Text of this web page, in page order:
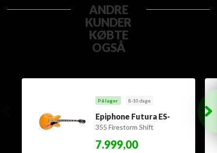
ANDRE
KUNDER
KØBTE
OGSÅ
På lager 8-10 dage
Epiphone Futura ES-
355 Firestorm Shift
7.999,00